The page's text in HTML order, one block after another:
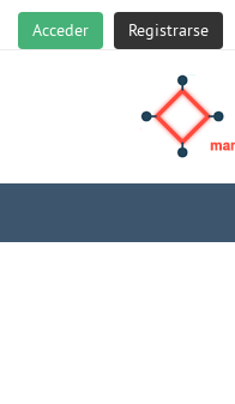
Acceder Registrarse